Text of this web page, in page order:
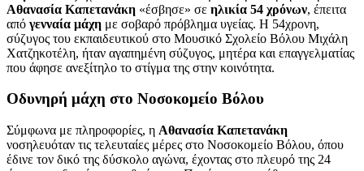
Αθανασία Καπετανάκη «έσβησε» σε ηλικία 54 χρόνων, έπειτα
από γενναία μάχη με σοβαρό πρόβλημα υγείας. Η 54χρονη,
σύζυγος του εκπαιδευτικού στο Μουσικό Σχολείο Βόλου Μιχάλη
Χατζηκοτέλη, ήταν αγαπημένη σύζυγος, μητέρα και επαγγελματίας
που άφησε ανεξίτηλο το στίγμα της στην κοινότητα.
Οδυνηρή μάχη στο Νοσοκομείο Βόλου
Σύμφωνα με πληροφορίες, η Αθανασία Καπετανάκη
νοσηλευόταν τις τελευταίες μέρες στο Νοσοκομείο Βόλου, όπου
έδινε τον δικό της δύσκολο αγώνα, έχοντας στο πλευρό της 24